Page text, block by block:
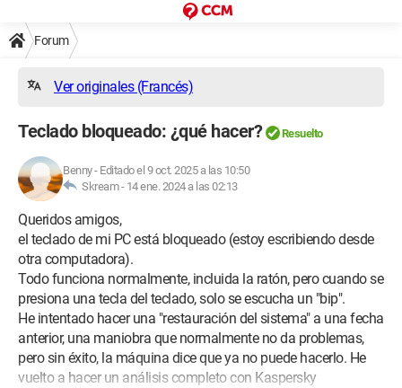
Forum
Ver originales (Francés)
Teclado bloqueado: ¿qué hacer? Resuelto
Benny- Editado el 9 oct. 2025 a las 10:50
Skream - 14 ene. 2024 a las 02:13
Queridos amigos,
el teclado de mi PC está bloqueado (estoy escribiendo desde
otra computadora).
Todo funciona normalmente, incluida la ratón, pero cuando se
presiona una tecla del teclado, solo se escucha un "bip".
He intentado hacer una "restauración del sistema" a una fecha
anterior, una maniobra que normalmente no da problemas,
pero sin éxito, la máquina dice que ya no puede hacerlo. He
vuelto a hacer un análisis completo con Kaspersky